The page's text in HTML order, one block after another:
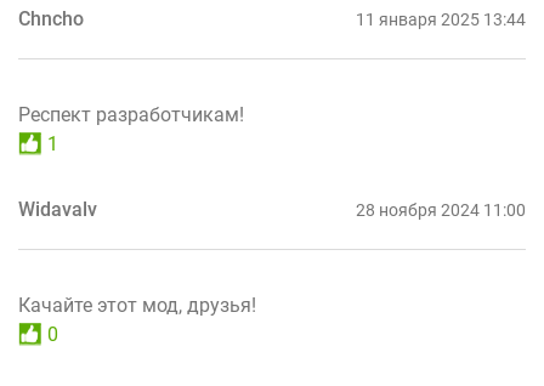
Chncho 11 января 2025 13:44
Респект разработчикам!
1
Widavalv 28 ноября 2024 11:00
Качайте этот мод, друзья!
0